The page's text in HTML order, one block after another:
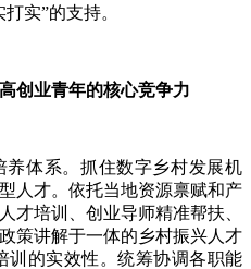
实”的支持。
业青年的核心竞争力
体系。抓住数字乡村发展机
人才。依托当地资源禀赋和产
才培训、创业导师精准帮扶、
策讲解于一体的乡村振兴人才
训的实效性。统筹协调各职能